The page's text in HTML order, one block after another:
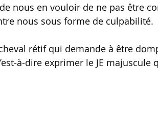
nous en vouloir de ne pas être
nous sous forme de culpabilité.
rétif qui demande à être
à-dire exprimer le JE